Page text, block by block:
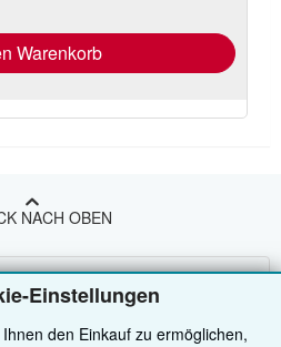
Einstellungen
den Einkauf zu ermöglichen,
Warenkorb
NACH OBEN